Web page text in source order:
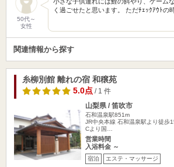
50代～
女性
く過ごせたと思います。 ただﾁｪｯｸｱｳﾄの
関連情報から探す
糸柳別館 離れの宿 和穣苑
5.0点/ 1 件
山梨県 / 笛吹市
石和温泉駅851m
JR中央本線 石和温泉駅より徒歩
Cより国…
営業時間
入浴料金 ～
宿泊 エステ・マッサージ